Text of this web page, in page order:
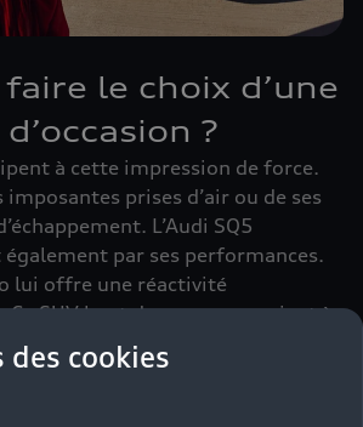
le choix d’une
?
à cette impression de force.
imposantes prises d’air ou de ses
L’Audi SQ5
également par ses performances.
lui offre une réactivité
SUV haut de gamme parvient à
h en 5,1 secondes. Il dispose,
transmission intégrale
des cookies